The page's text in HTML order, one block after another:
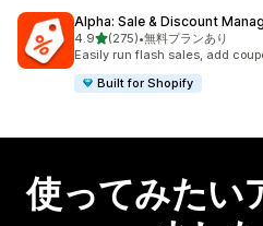
Alpha: Sale & Discount
4.95つ星中
(275)
合計レビュー数：275件
•無料プランあり
Easily run flash sales, add
Built for Shopify
使ってみたい